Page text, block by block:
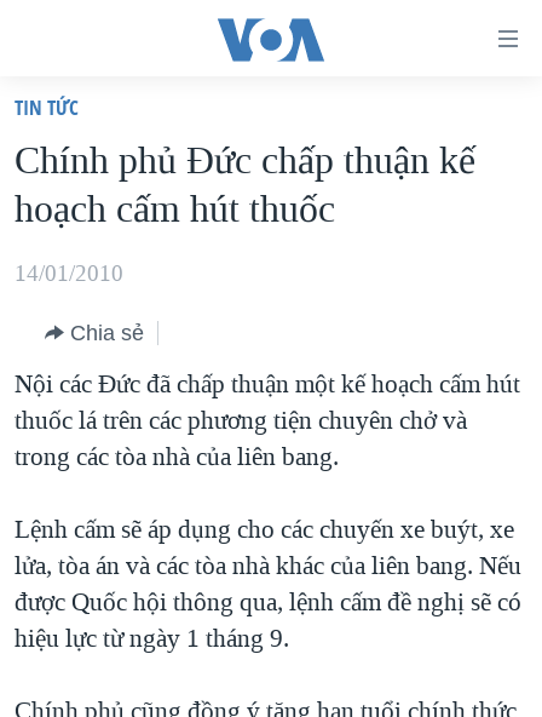
truy
cập
Tới
dung
chính
điều
hướng
chính
tới
"Tìm"
VIỆT NAM
HOA KỲ
BIỂN ĐÔNG
BLOG
DIỄN ĐÀN
MỤC
VẠCH TRẦN TIN GIẢ
NGƯỜI VIỆT HẢI NGOẠI
ĐỜI SỐNG
KINH TẾ
KHOA HỌC
CHUYÊN ĐỀ
CHIẾN TRANH THƯƠNG MẠI CỦA MỸ: QUÁ KHỨ VÀ HIỆN
HÀNH TRÌNH BẦU CỬ 2024
MỘT NĂM CHIẾN TRANH TẠI DẢI GAZA
HỌC TIẾNG ANH
VIDEO
NGHE
TIN TỨC
Chính phủ Ðức chấp thuận kế
hoạch cấm hút thuốc
14/01/2010
Chia sẻ
Nội các Đức đã chấp thuận một kế hoạch cấm hút
thuốc lá trên các phương tiện chuyên chở và
trong các tòa nhà của liên bang.
Lệnh cấm sẽ áp dụng cho các chuyến xe buýt, xe
lửa, tòa án và các tòa nhà khác của liên bang. Nếu
được Quốc hội thông qua, lệnh cấm đề nghị sẽ có
hiệu lực từ ngày 1 tháng 9.